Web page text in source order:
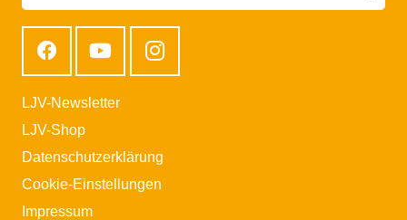
LJV-Newsletter
LJV-Shop
Datenschutzerklärung
Cookie-Einstellungen
Impressum